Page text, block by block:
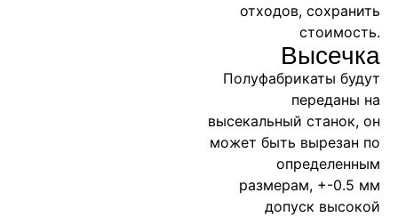
отходов, сохранить
стоимость.
Высечка
Полуфабрикаты будут
переданы на
высекальный станок, он
может быть вырезан по
определенным
размерам, +-0.5 мм
допуск высокой